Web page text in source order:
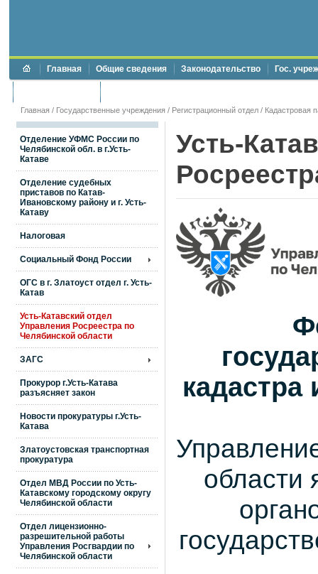
Главная Общие сведения Законодательство Гос.
Главная / Государственные учреждения / Регистрационный отдел / Кадастровая
Отделение УФМС России по
Челябинской обл. в г.Усть-
Катаве
Отделение судебных
приставов по Катав-
Ивановскому району и г. Усть-
Катаву
Налоговая
Социальный Фонд России
ОГС в г. Златоуст отдел г. Усть-
Катав
Усть-Катавский отдел
Управления Росреестра по
Челябинской области
ЗАГС
Прокурор г.Усть-Катава
разъясняет закон
Новости прокуратуры г.Усть-
Катава
Златоустовская транспортная
прокуратура
Отдел МВД России по Усть-
Катавскому городскому округу
Челябинской области
Отдел лицензионно-
разрешительной работы
Управления Росгвардии по
Челябинской области
Усть-
кадастра
области